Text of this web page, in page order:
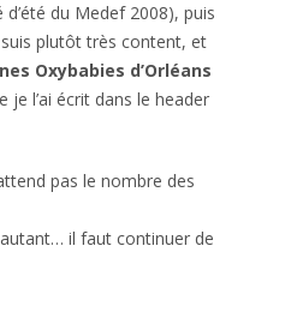
d’été du Medef 2008), puis
plutôt très content, et
Oxybabies d’Orléans
je l’ai écrit dans le header
pas le nombre des
il faut continuer de